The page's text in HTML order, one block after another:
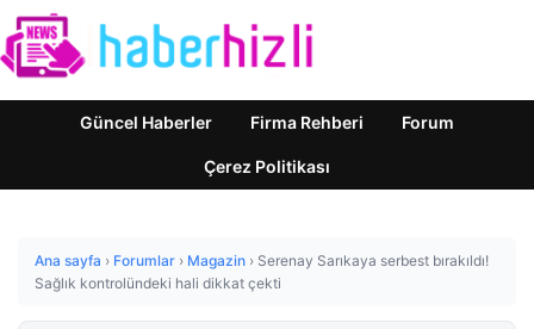
Güncel Haberler Firma Rehberi Forum
Çerez Politikası
Ana sayfa › Forumlar › Magazin › Serenay Sarıkaya serbest bırakıldı!
Sağlık kontrolündeki hali dikkat çekti